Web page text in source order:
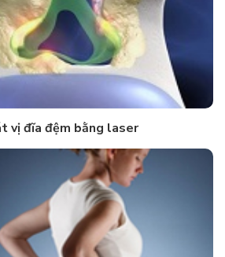
vị đĩa đệm bằng laser